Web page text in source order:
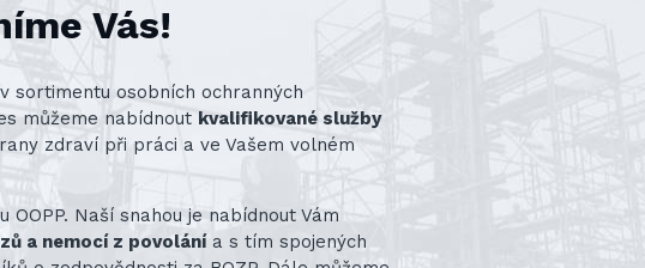
Vás!
sortimentu osobních ochranných
můžeme nabídnout kvalifikované služby
zdraví při práci a ve Vašem volném
Naší snahou je nabídnout Vám
a nemocí z povolánía s tím spojených